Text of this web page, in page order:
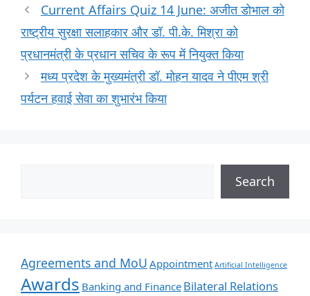
Current Affairs Quiz 14 June: अजीत डोभाल को
राष्ट्रीय सुरक्षा सलाहकार और डॉ. पी.के. मिश्रा को
प्रधानमंत्री के प्रधान सचिव के रूप में नियुक्त किया
मध्य प्रदेश के मुख्यमंत्री डॉ. मोहन यादव ने पीएम श्री
पर्यटन हवाई सेवा का शुभारंभ किया
Search
Agreements and MoU Appointment Artificial Intelligence
Awards Banking and Finance Bilateral Relations